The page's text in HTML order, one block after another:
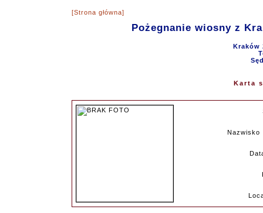
[Strona główna]
Pożegnanie wiosny z
Kraków
Karta
Nazwisko